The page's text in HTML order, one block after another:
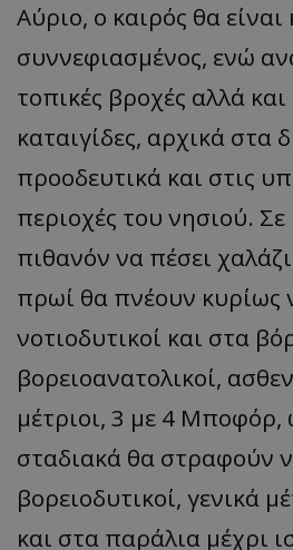
Αύριο, ο καιρός θα είναι
συννεφιασμένος, ενώ
τοπικές βροχές αλλά
καταιγίδες, αρχικά στα
προοδευτικά και στις
περιοχές του νησιού. Σε
πιθανόν να πέσει
πρωί θα πνέουν κυρίως
νοτιοδυτικοί και στα
βορειοανατολικοί,
μέτριοι, 3 με 4 Μποφόρ,
σταδιακά θα στραφούν
βορειοδυτικοί, γενικά
και στα παράλια μέχρι